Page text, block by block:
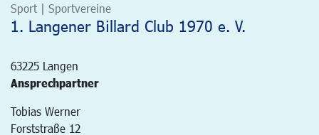
Sport | Sportvereine
1. Langener Billard Club 1970 e. V.
63225 Langen
Ansprechpartner
Tobias Werner
Forststraße 12